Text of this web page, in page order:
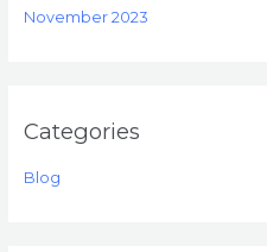
November 2023
Categories
Blog